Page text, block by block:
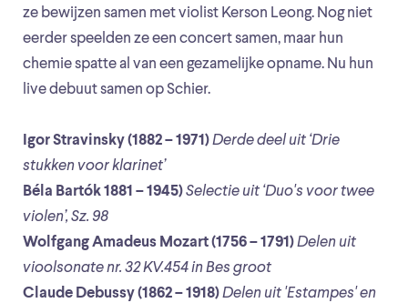
ze bewijzen samen met violist Kerson Leong. Nog niet
eerder speelden ze een concert samen, maar hun
chemie spatte al van een gezamelijke opname. Nu hun
live debuut samen op Schier.
Igor Stravinsky (1882 – 1971)Derde deel uit ‘Drie
stukken voor klarinet’
Béla Bartók 1881 – 1945)Selectie uit ‘Duo's voor twee
violen’, Sz. 98
Wolfgang Amadeus Mozart (1756 – 1791)Delen uit
vioolsonate nr. 32 KV.454 in Bes groot
Claude Debussy (1862 – 1918)Delen uit 'Estampes' en